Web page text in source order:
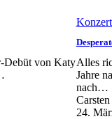
Debüt von KatyAlles
Jahre
nach…
24.